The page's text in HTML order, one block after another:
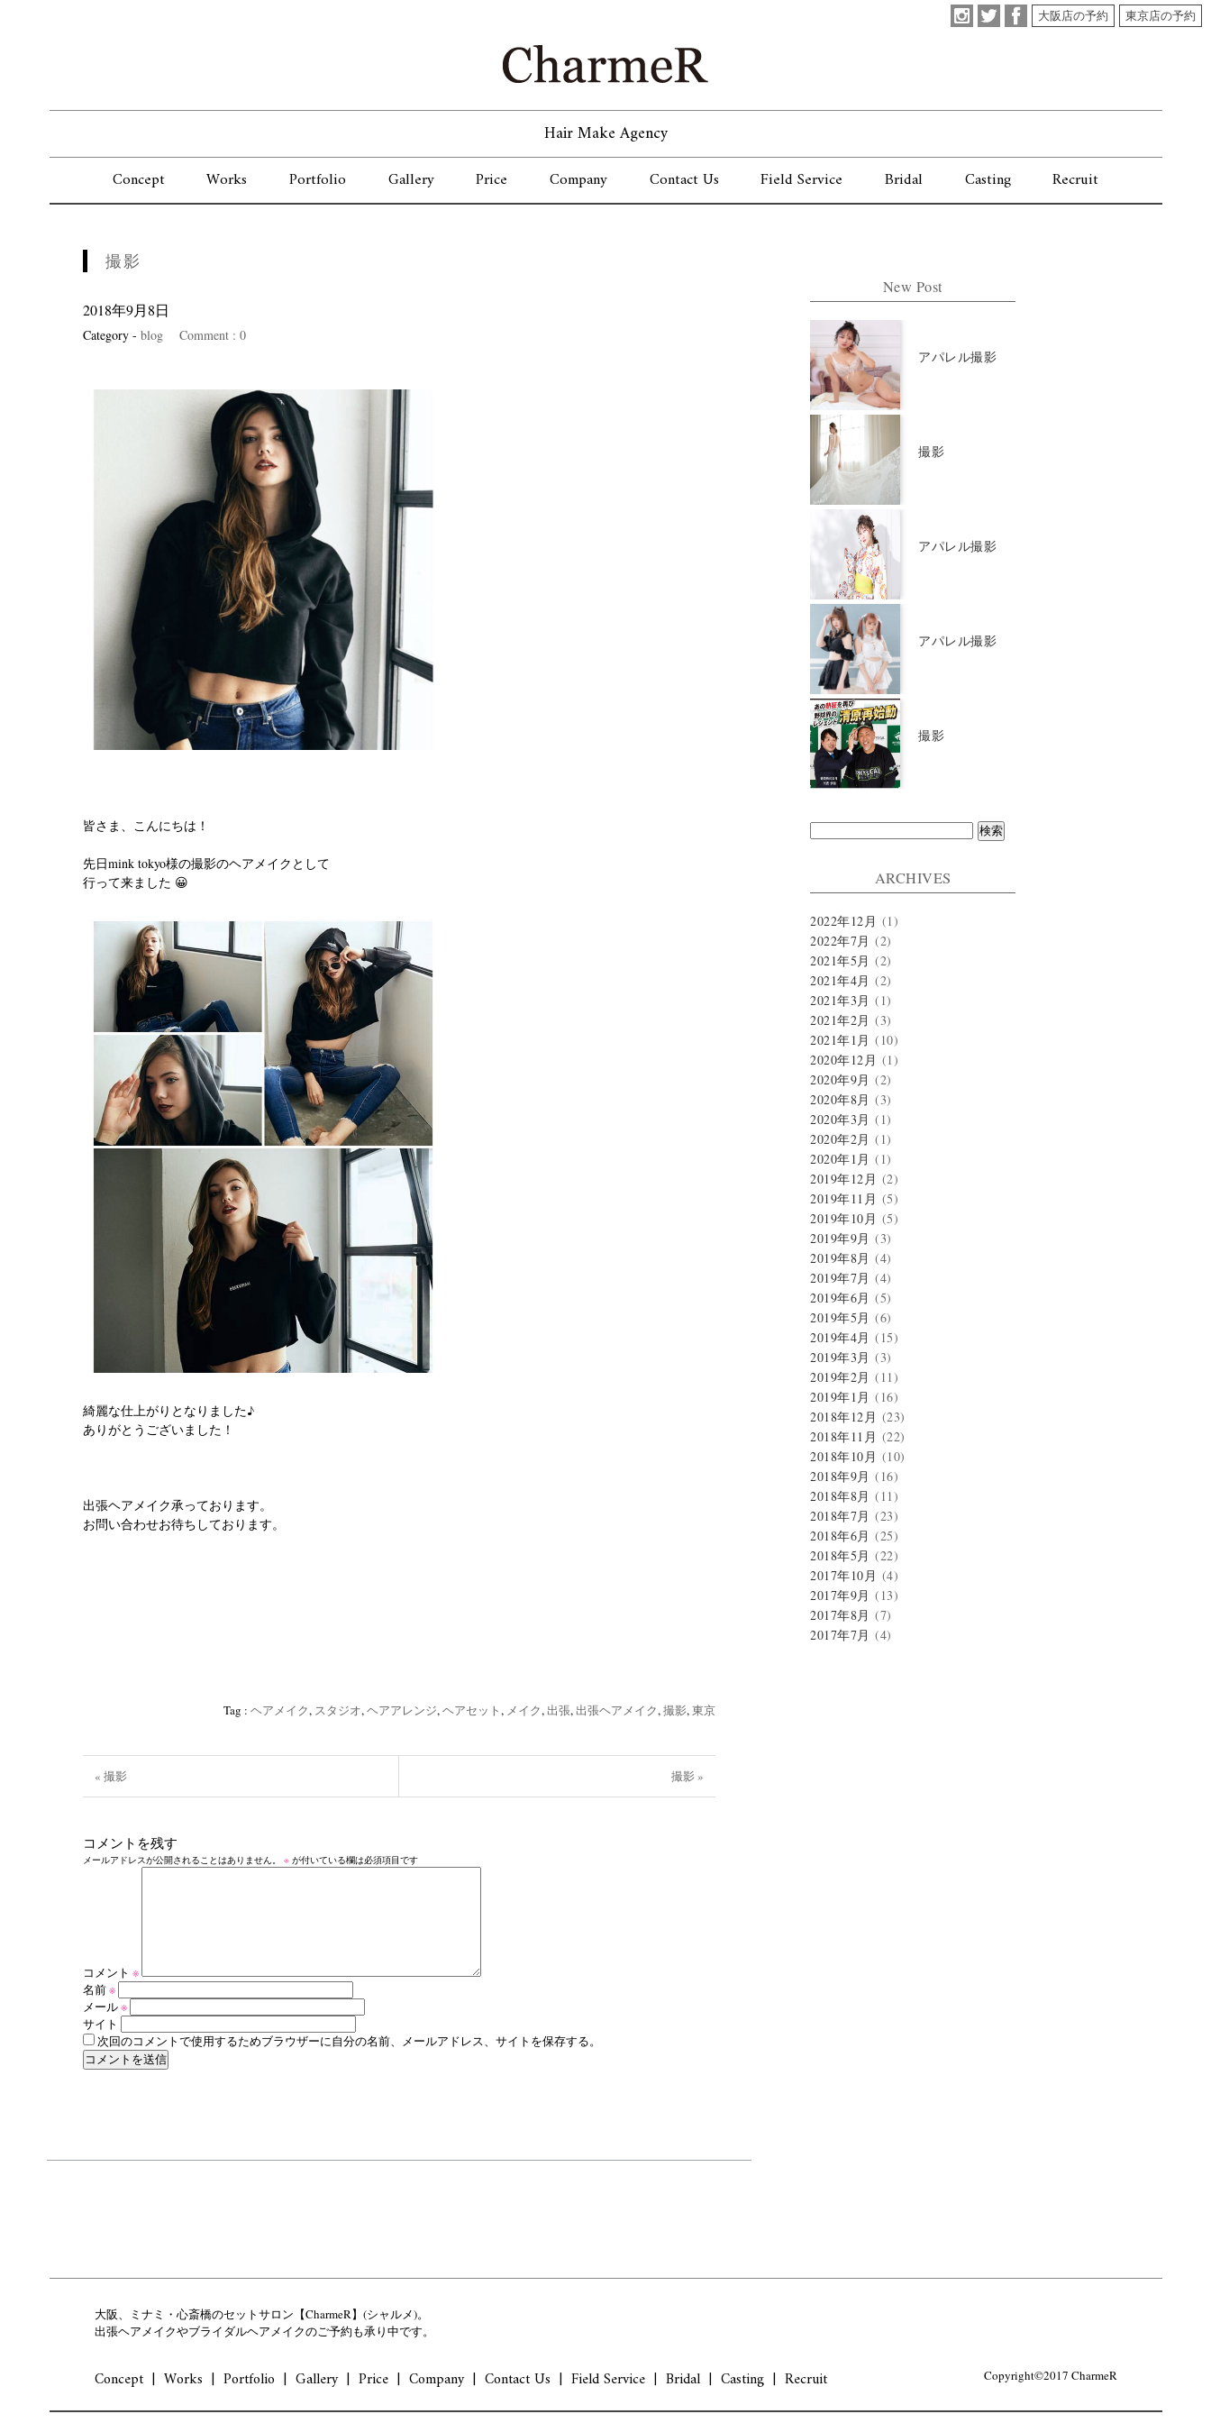
大阪店の予約 東京店の予約
Hair Make Agency
Concept Works Portfolio Gallery Price Company Contact Us Field Service Bridal Casting Recruit
撮影
2018年9月8日
Category - blog Comment : 0
皆さま、こんにちは！
先日mink tokyo様の撮影のヘアメイクとして
行って来ました 😀
綺麗な仕上がりとなりました♪
ありがとうございました！
出張ヘアメイク承っております。
お問い合わせお待ちしております。
Tag : ‪ヘアメイク, スタジオ‬,ヘアアレンジ,ヘアセット, メイク, 出張, 出張ヘアメイク,撮影,東京
« 撮影 撮影 »
コメントを残す
メールアドレスが公開されることはありません。 ※ が付いている欄は必須項目です
コメント ※
名前※
メール※
サイト
次回のコメントで使用するためブラウザーに自分の名前、メールアドレス、サイトを保存する。
New Post
アパレル撮影
撮影
アパレル撮影
アパレル撮影
撮影
検
ARCHIVES
2022年12月 (1)
2022年7月 (2)
2021年5月 (2)
2021年4月 (2)
2021年3月 (1)
2021年2月 (3)
2021年1月 (10)
2020年12月 (1)
2020年9月 (2)
2020年8月 (3)
2020年3月 (1)
2020年2月 (1)
2020年1月 (1)
2019年12月 (2)
2019年11月 (5)
2019年10月 (5)
2019年9月 (3)
2019年8月 (4)
2019年7月 (4)
2019年6月 (5)
2019年5月 (6)
2019年4月 (15)
2019年3月 (3)
2019年2月 (11)
2019年1月 (16)
2018年12月 (23)
2018年11月 (22)
2018年10月 (10)
2018年9月 (16)
2018年8月 (11)
2018年7月 (23)
2018年6月 (25)
2018年5月 (22)
2017年10月 (4)
2017年9月 (13)
2017年8月 (7)
2017年7月 (4)
大阪、ミナミ・心斎橋のセットサロン【CharmeR】(シャルメ)。
出張ヘアメイクやブライダルヘアメイクのご予約も承り中です。
Concept Works Portfolio Gallery Price Company Contact Us Field Service Bridal Casting Recruit Copyright©2017 CharmeR